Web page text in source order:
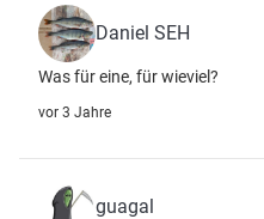
Daniel SEH
Was für eine, für wieviel?
vor 3 Jahre
guagal